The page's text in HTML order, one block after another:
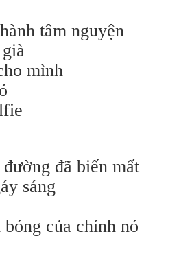
tâm nguyện
mình
đã biến mất
sáng
của chính nó